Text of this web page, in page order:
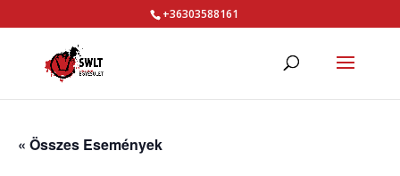
+36303588161
« Összes Események